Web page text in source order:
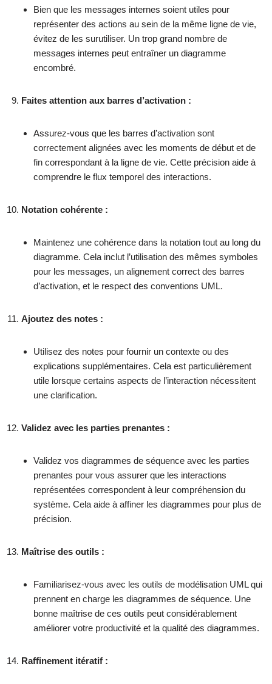
Bien que les messages internes soient utiles pour
représenter des actions au sein de la même ligne de vie,
évitez de les surutiliser. Un trop grand nombre de
messages internes peut entraîner un diagramme
encombré.
Faites attention aux barres d’activation :
Assurez-vous que les barres d’activation sont
correctement alignées avec les moments de début et de
fin correspondant à la ligne de vie. Cette précision aide à
comprendre le flux temporel des interactions.
Notation cohérente :
Maintenez une cohérence dans la notation tout au long du
diagramme. Cela inclut l’utilisation des mêmes symboles
pour les messages, un alignement correct des barres
d’activation, et le respect des conventions UML.
Ajoutez des notes :
Utilisez des notes pour fournir un contexte ou des
explications supplémentaires. Cela est particulièrement
utile lorsque certains aspects de l’interaction nécessitent
une clarification.
Validez avec les parties prenantes :
Validez vos diagrammes de séquence avec les parties
prenantes pour vous assurer que les interactions
représentées correspondent à leur compréhension du
système. Cela aide à affiner les diagrammes pour plus de
précision.
Maîtrise des outils :
Familiarisez-vous avec les outils de modélisation UML qui
prennent en charge les diagrammes de séquence. Une
bonne maîtrise de ces outils peut considérablement
améliorer votre productivité et la qualité des diagrammes.
Raffinement itératif :